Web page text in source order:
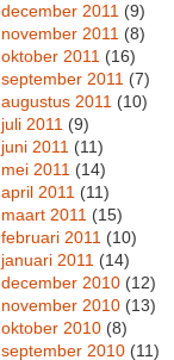
december 2011 (9)
november 2011 (8)
oktober 2011 (16)
september 2011 (7)
augustus 2011 (10)
juli 2011 (9)
juni 2011 (11)
mei 2011 (14)
april 2011 (11)
maart 2011 (15)
februari 2011 (10)
januari 2011 (14)
december 2010 (12)
november 2010 (13)
oktober 2010 (8)
september 2010 (11)